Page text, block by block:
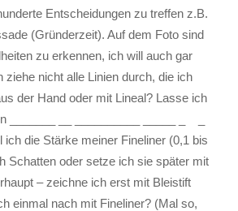
Entscheidungen zu treffen z.B.
(Gründerzeit). Auf dem Foto sind
zu erkennen, ich will auch gar
ziehe nicht alle Linien durch, die ich
der Hand oder mit Lineal? Lasse ich
_______ __ __________ _____ _ _
ich die Stärke meiner Fineliner (0,1 bis
Schatten oder setze ich sie später mit
– zeichne ich erst mit Bleistift
einmal nach mit Fineliner? (Mal so,